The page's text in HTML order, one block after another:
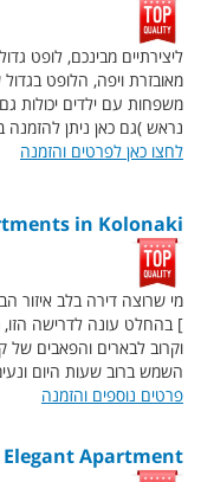
ליצירתיים מבינכם, לופט
משפחות עם ילדים יכולות
נראש )גם כאן ניתן
לחצו כאן לפרטים והזמנה
in Kolonaki
מי שרוצה דירה בלב איזור
] בהחלט עונה לדרישה
וקרוב לבארים והפאבים של
השמש ברוב שעות היום
פרטים נוספים והזמנה
Apartment